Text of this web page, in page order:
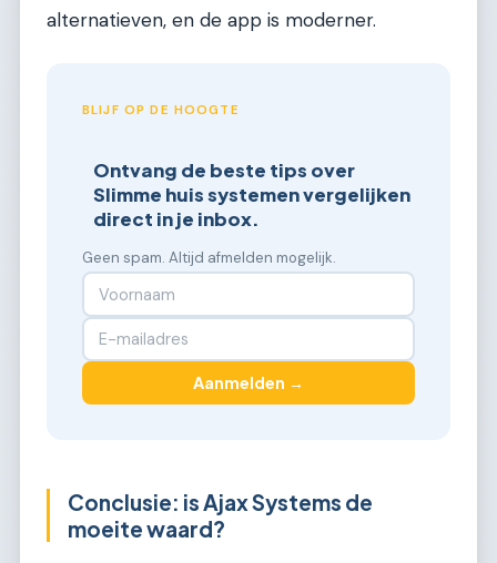
alternatieven, en de app is moderner.
BLIJF OP DE HOOGTE
Ontvang de beste tips over
Slimme huis systemen vergelijken
direct in je inbox.
Geen spam. Altijd afmelden mogelijk.
Aanmelden →
Conclusie: is Ajax Systems de
moeite waard?